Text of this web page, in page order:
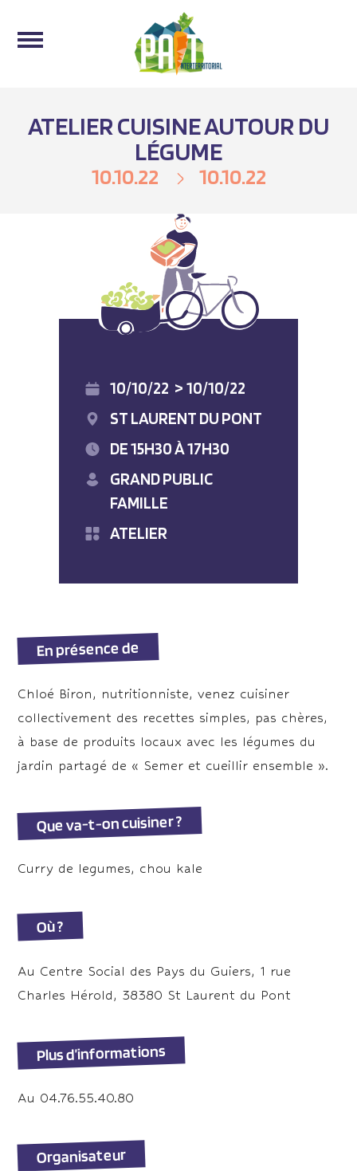
ATELIER CUISINE AUTOUR DU
LÉGUME
10.10.22 10.10.22
En présence de
Chloé Biron, nutritionniste, venez cuisiner
collectivement des recettes simples, pas chères,
à base de produits locaux avec les légumes du
jardin partagé de « Semer et cueillir ensemble ».
Que va-t-on cuisiner ?
Curry de legumes, chou kale
Où ?
Au Centre Social des Pays du Guiers, 1 rue
Charles Hérold, 38380 St Laurent du Pont
Plus d’informations
Au 04.76.55.40.80
Organisateur
10/10/22 > 10/10/22
ST LAURENT DU PONT
DE 15H30 À 17H30
GRAND PUBLIC
FAMILLE
ATELIER